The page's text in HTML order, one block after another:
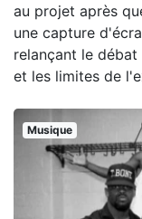
au projet après
une capture
relançant le
et les limites de
Musique